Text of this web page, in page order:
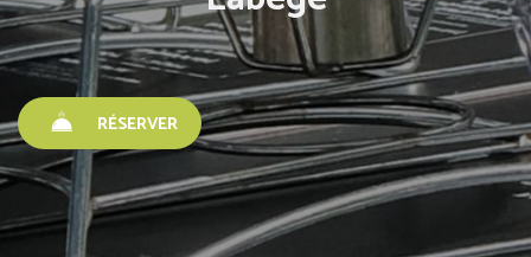
RÉSERVER